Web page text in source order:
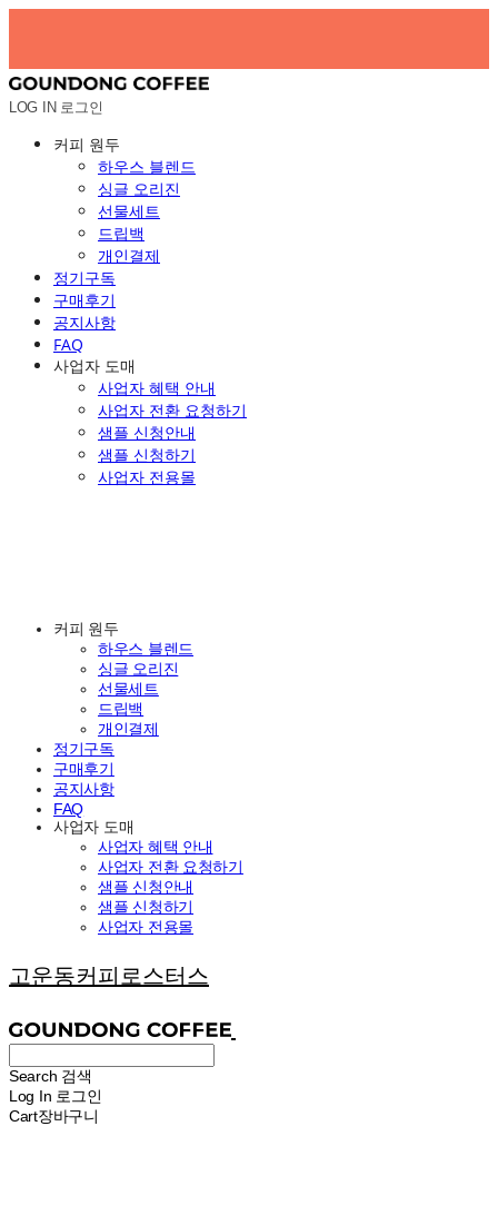
LOG IN 로그인
커피 원두
하우스 블렌드
싱글 오리진
선물세트
드립백
개인결제
정기구독
구매후기
공지사항
FAQ
사업자 도매
사업자 혜택 안내
사업자 전환 요청하기
샘플 신청안내
샘플 신청하기
사업자 전용몰
커피 원두
하우스 블렌드
싱글 오리진
선물세트
드립백
개인결제
정기구독
구매후기
공지사항
FAQ
사업자 도매
사업자 혜택 안내
사업자 전환 요청하기
샘플 신청안내
샘플 신청하기
사업자 전용몰
고운동커피로스터스
Search 검색
Log In 로그인
Cart장바구니